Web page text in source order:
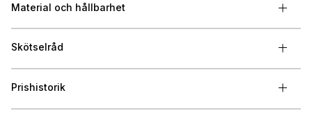
Material och hållbarhet
Skötselråd
Prishistorik